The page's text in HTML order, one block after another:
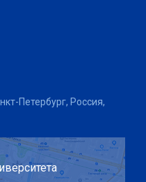
Петербург, Россия,